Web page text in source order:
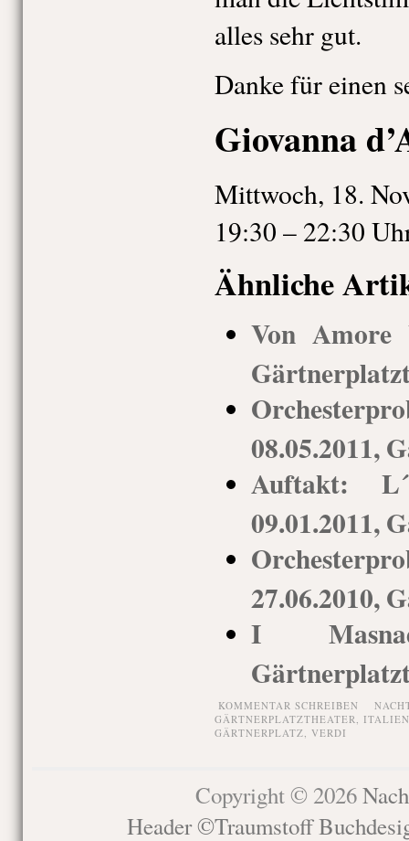
alles sehr gut.
Danke für einen
Giovanna
Mittwoch, 18.
19:30 – 22:30
Ähnliche
Von Amore
08.05.2011,
Auftakt:
09.01.2011,
27.06.2010,
I
KOMMENTAR SCHREIBEN
GÄRTNERPLATZTHEATER,
GÄRTNERPLATZ, VERDI
Copyright © 2026
Header ©Traumstoff